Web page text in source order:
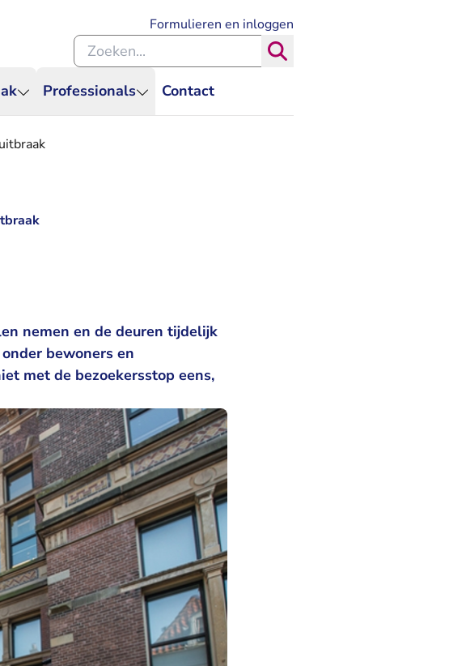
Professionals Contact
Formulieren en inloggen
Zoeken binnen de Rechtspraak
nemen en de deuren tijdelijk
bewoners en
met de bezoekersstop eens,